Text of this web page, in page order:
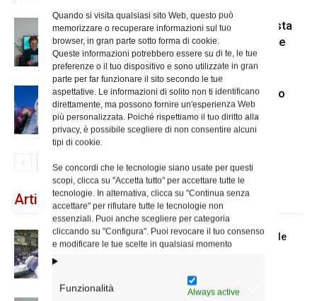
Quando si visita qualsiasi sito Web, questo può
memorizzare o recuperare informazioni sul tuo
browser, in gran parte sotto forma di cookie.
Queste informazioni potrebbero essere su di te, le tue
preferenze o il tuo dispositivo e sono utilizzate in gran
parte per far funzionare il sito secondo le tue
aspettative. Le informazioni di solito non ti identificano
direttamente, ma possono fornire un'esperienza Web
più personalizzata. Poiché rispettiamo il tuo diritto alla
privacy, è possibile scegliere di non consentire alcuni
tipi di cookie.
Se concordi che le tecnologie siano usate per questi
scopi, clicca su "Accetta tutto" per accettare tutte le
tecnologie. In alternativa, clicca su "Continua senza
accettare" per rifiutare tutte le tecnologie non
essenziali. Puoi anche scegliere per categoria
cliccando su "Configura". Puoi revocare il tuo consenso
e modificare le tue scelte in qualsiasi momento
Funzionalità Always active
Scienze Applicate, la nuova proposta
dell’Istituto Paritario Sant’Apollinare
Dal 28 al 31 agosto il pellegrinaggio
diocesano a Lourdes
Articoli recenti
Spin Time: la dichiarazione del cardinale
vicario